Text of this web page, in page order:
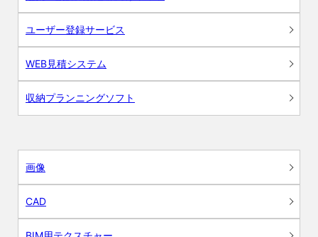
ユーザー登録サービス
WEB見積システム
収納プランニングソフト
画像
CAD